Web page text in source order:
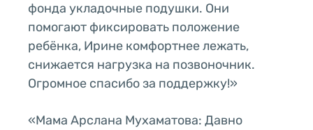
фонда укладочные подушки. Они
помогают фиксировать положение
ребёнка, Ирине комфортнее лежать,
снижается нагрузка на позвоночник.
Огромное спасибо за поддержку!»
«Мама Арслана Мухаматова: Давно